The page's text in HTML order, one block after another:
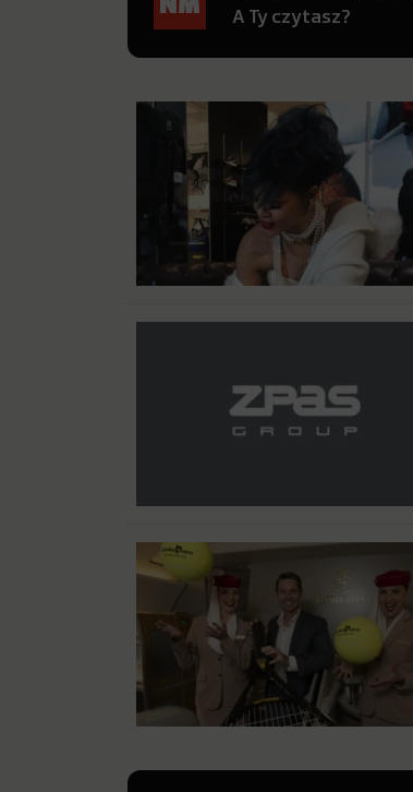
A Ty czytasz?